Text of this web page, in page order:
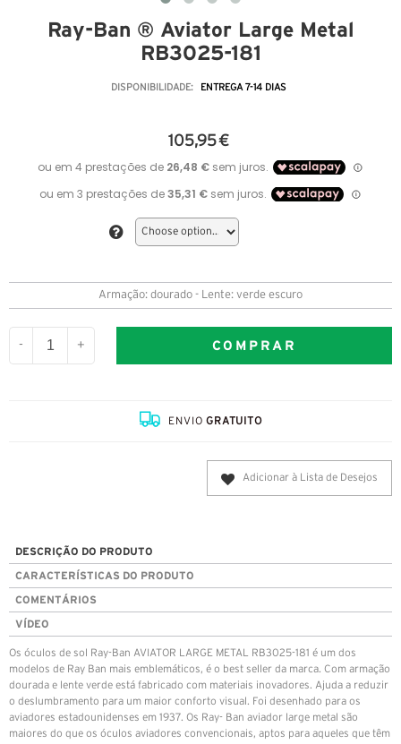
Ray-Ban ® Aviator Large Metal
RB3025-181
DISPONIBILIDADE: ENTREGA 7-14 DIAS
105,95 €
Armação: dourado - Lente: verde escuro
- + COMPRAR
ENVIOGRATUITO
Adicionar à Lista de Desejos
DESCRIÇÃO DO PRODUTO
CARACTERÍSTICAS DO PRODUTO
COMENTÁRIOS
VÍDEO
Os óculos de sol Ray-Ban AVIATOR LARGE METAL RB3025-181 é um dos
modelos de Ray Ban mais emblemáticos, é o best seller da marca. Com armação
dourada e lente verde está fabricado com materiais inovadores. Ajuda a reduzir
o deslumbramento para um maior conforto visual. Foi desenhado para os
aviadores estadounidenses em 1937. Os Ray- Ban aviador large metal são
maiores do que os óculos aviadores convencionais, aptos para aqueles que têm